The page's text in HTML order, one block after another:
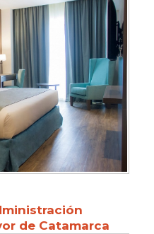
de Catamarca